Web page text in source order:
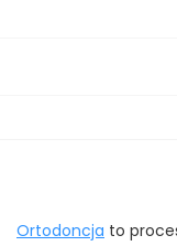
Ortodoncja to